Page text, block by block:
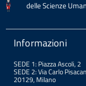
delle Scienze
Informazioni
SEDE 1: Piazza Ascoli, 2
SEDE 2: Via Carlo
20129, Milano